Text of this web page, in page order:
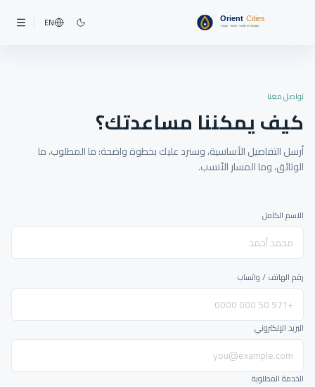
EN
تواصل معنا
كيف يمكننا مساعدتك؟
أرسل التفاصيل الأساسية، وسنرد عليك بخطوة واضحة: ما المطلوب، ما
الوثائق، وما المسار الأنسب.
الاسم الكامل
رقم الهاتف / واتساب
البريد الإلكتروني
الخدمة المطلوبة